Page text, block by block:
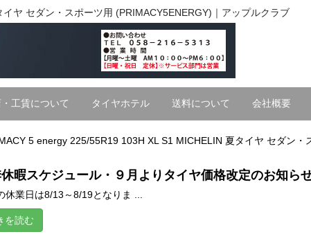
ヤ セダン・スポーツ用 (PRIMACY5ENERGY)｜アップルクラブ
工賃について タイヤホテル 送料について 会社概要
5 energy 225/55R19 103H XL S1 MICHELIN 夏タイヤ セダン・
暇スケジュール・９月よりタイヤ価格改定のお知ら
休業日は8/13～8/19となりま ...
を読む